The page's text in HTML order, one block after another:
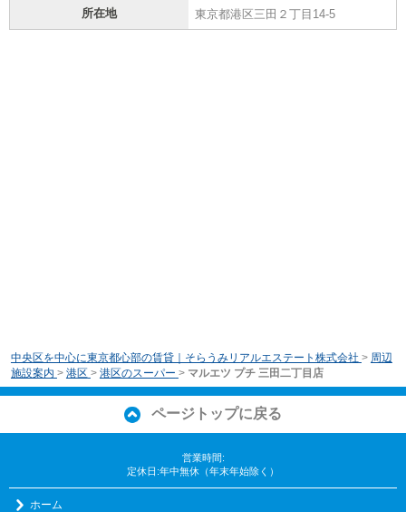
所在地 東京都港区三田２丁目14-5
中央区を中心に東京都心部の賃貸｜そらうみリアルエステート株式会社 > 周辺
施設案内 > 港区 > 港区のスーパー > マルエツ プチ 三田二丁目店
ページトップに戻る
営業時間:
定休日:年中無休（年末年始除く）
ホーム